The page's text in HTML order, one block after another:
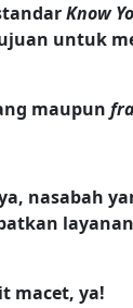
Know
untuk
maupun
nasabah
macet, ya!